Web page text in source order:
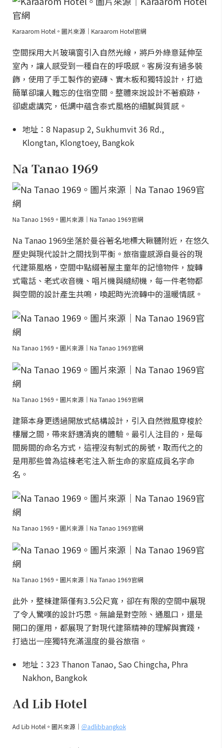
Karaarom Hotel。圖片來源｜Karaarom Hotel官網
空間採用大片玻璃窗引入自然光線，將戶外綠意延伸至
室內，讓人感受到一種自在的呼吸感。客房沒有過多裝
飾，使用了手工製作的瓷磚、實木板和獨特設計，打造
簡單卻讓人難忘的住宿空間。整體來說設計不著痕跡，
卻處處講究，低調中蘊含泰式風格的細膩與質感。
地址：8 Napasup 2, Sukhumvit 36 Rd.,
Klongtan, Klongtoey, Bangkok
Na Tanao 1969
Na Tanao 1969。圖片來源｜Na Tanao 1969官網
Na Tanao 1969坐落於曼谷著名地標大鞦韆附近，在悠久
歷史與現代設計之間找到平衡。旅宿靈感源自曼谷的現
代建築風格，空間中點綴著屋主童年的記憶物件，旋轉
式電話、老式收音機、唱片機與縫紉機，每一件老物都
與空間的設計產生共鳴，喚起時光流轉中的溫暖情感。
Na Tanao 1969。圖片來源｜Na Tanao 1969官網
Na Tanao 1969。圖片來源｜Na Tanao 1969官網
建築本身更透過開放式結構設計，引入自然微風穿梭於
樓層之間，帶來舒適清爽的體驗。最引人注目的，是每
間房間的命名方式，這裡沒有制式的房號，取而代之的
是用那些曾為這棟老宅注入新生命的家庭成員名字命
名。
Na Tanao 1969。圖片來源｜Na Tanao 1969官網
Na Tanao 1969。圖片來源｜Na Tanao 1969官網
此外，整棟建築僅有3.5公尺寬，卻在有限的空間中展現
了令人驚嘆的設計巧思。無論是對空隙、通風口，還是
開口的運用，都展現了對現代建築精神的理解與實踐，
打造出一座獨特充滿溫度的曼谷旅宿。
地址：323 Thanon Tanao, Sao Chingcha, Phra
Nakhon, Bangkok
Ad Lib Hotel
Ad Lib Hotel。圖片來源｜ ＠adlibbangkok